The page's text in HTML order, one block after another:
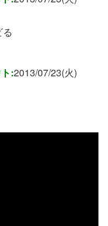
:2013/07/23(火)